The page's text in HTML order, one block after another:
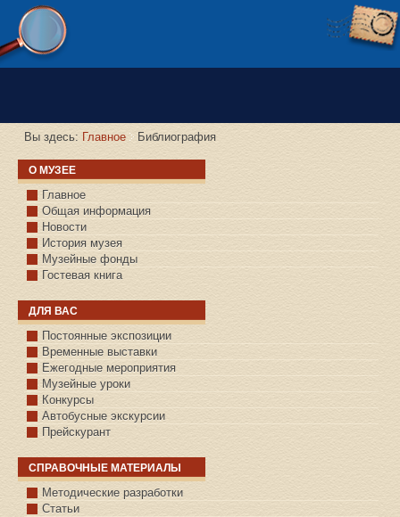
Версия сайта для слабовидящих
Вы здесь: Главное Библиография
О МУЗЕЕ
Главное
Общая информация
Новости
История музея
Музейные фонды
Гостевая книга
ДЛЯ ВАС
Постоянные экспозиции
Временные выставки
Ежегодные мероприятия
Музейные уроки
Конкурсы
Автобусные экскурсии
Прейскурант
СПРАВОЧНЫЕ МАТЕРИАЛЫ
Методические разработки
Статьи